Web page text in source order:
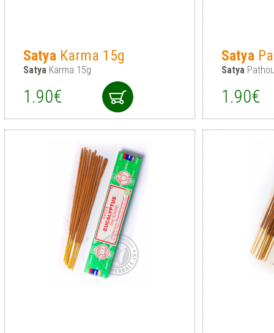
SatyaKarma 15g
SatyaKarma 15g
1.90€
Satya
Satya
1.90€